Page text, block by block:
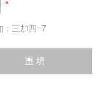
：三加四=7